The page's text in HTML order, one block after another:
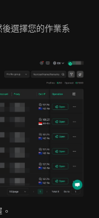
選擇您的作業系